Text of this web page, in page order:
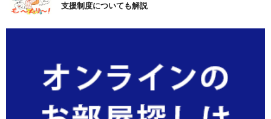
支援制度についても解説